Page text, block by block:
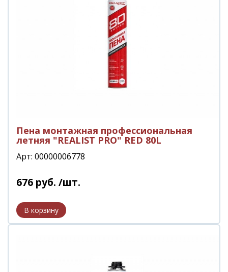
Пена монтажная профессиональная
летняя "REALIST PRO" RED 80L
Арт: 00000006778
676 руб. /шт.